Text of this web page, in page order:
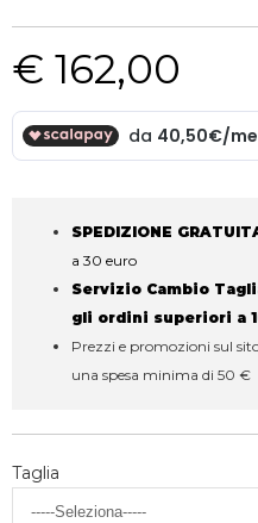
€ 162,00
SPEDIZIONE
a 30 euro
Servizio Cambio
gli ordini superiori a
Prezzi e promozioni sul
una spesa minima di 50 €
Taglia